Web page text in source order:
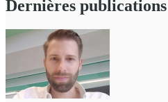
Dernières publications